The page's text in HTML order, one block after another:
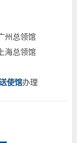
州总领馆
海总领馆
使馆办理